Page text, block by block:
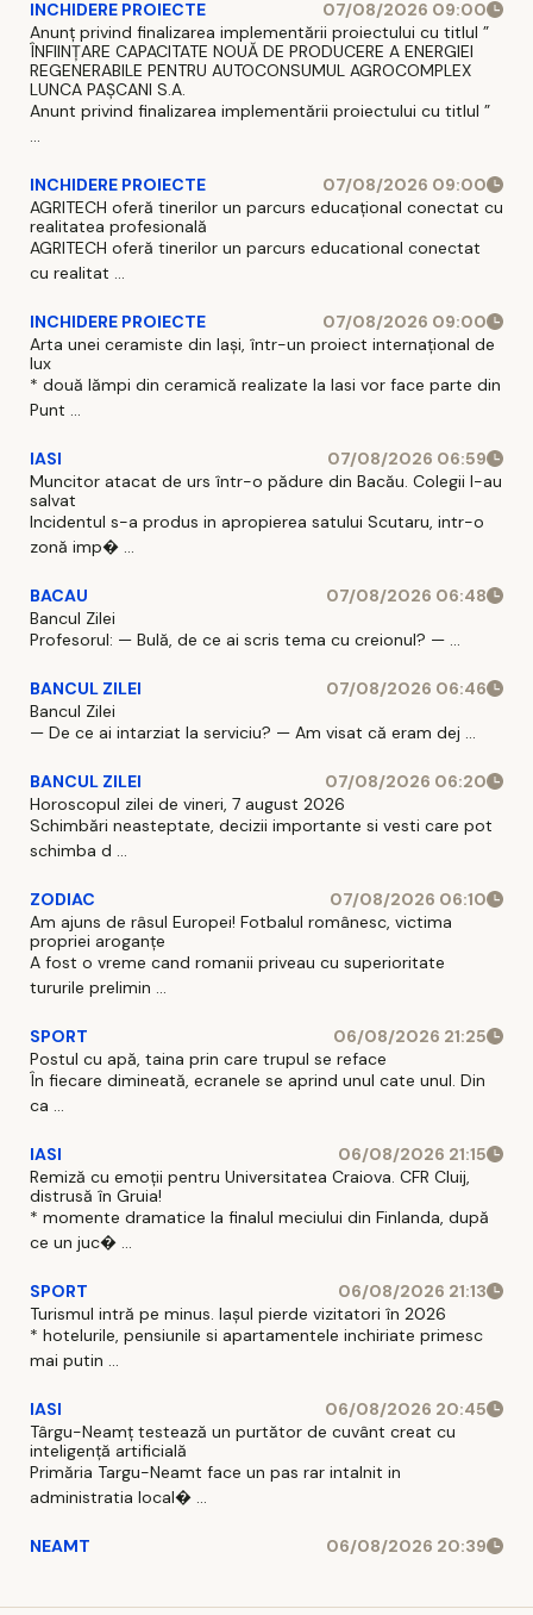
INCHIDERE PROIECTE
07/08/2026 09:00
Anunț privind finalizarea implementării proiectului cu titlul ”
ÎNFIINȚARE CAPACITATE NOUĂ DE PRODUCERE A ENERGIEI
REGENERABILE PENTRU AUTOCONSUMUL AGROCOMPLEX
LUNCA PAȘCANI S.A.
Anunt privind finalizarea implementării proiectului cu titlul ”
...
INCHIDERE PROIECTE
07/08/2026 09:00
AGRITECH oferă tinerilor un parcurs educațional conectat cu
realitatea profesională
AGRITECH oferă tinerilor un parcurs educational conectat
cu realitat ...
INCHIDERE PROIECTE
07/08/2026 09:00
Arta unei ceramiste din Iași, într-un proiect internațional de
lux
* două lămpi din ceramică realizate la Iasi vor face parte din
Punt ...
IASI
07/08/2026 06:59
Muncitor atacat de urs într-o pădure din Bacău. Colegii l-au
salvat
Incidentul s-a produs in apropierea satului Scutaru, intr-o
zonă imp� ...
BACAU
07/08/2026 06:48
Bancul Zilei
Profesorul: — Bulă, de ce ai scris tema cu creionul? — ...
BANCUL ZILEI
07/08/2026 06:46
Bancul Zilei
— De ce ai intarziat la serviciu? — Am visat că eram dej ...
BANCUL ZILEI
07/08/2026 06:20
Horoscopul zilei de vineri, 7 august 2026
Schimbări neasteptate, decizii importante si vesti care pot
schimba d ...
ZODIAC
07/08/2026 06:10
Am ajuns de râsul Europei! Fotbalul românesc, victima
propriei aroganțe
A fost o vreme cand romanii priveau cu superioritate
tururile prelimin ...
SPORT
06/08/2026 21:25
Postul cu apă, taina prin care trupul se reface
În fiecare dimineată, ecranele se aprind unul cate unul. Din
ca ...
IASI
06/08/2026 21:15
Remiză cu emoții pentru Universitatea Craiova. CFR Cluij,
distrusă în Gruia!
* momente dramatice la finalul meciului din Finlanda, după
ce un juc� ...
SPORT
06/08/2026 21:13
Turismul intră pe minus. Iașul pierde vizitatori în 2026
* hotelurile, pensiunile si apartamentele inchiriate primesc
mai putin ...
IASI
06/08/2026 20:45
Târgu-Neamț testează un purtător de cuvânt creat cu
inteligență artificială
Primăria Targu-Neamt face un pas rar intalnit in
administratia local� ...
NEAMT 06/08/2026 20:39